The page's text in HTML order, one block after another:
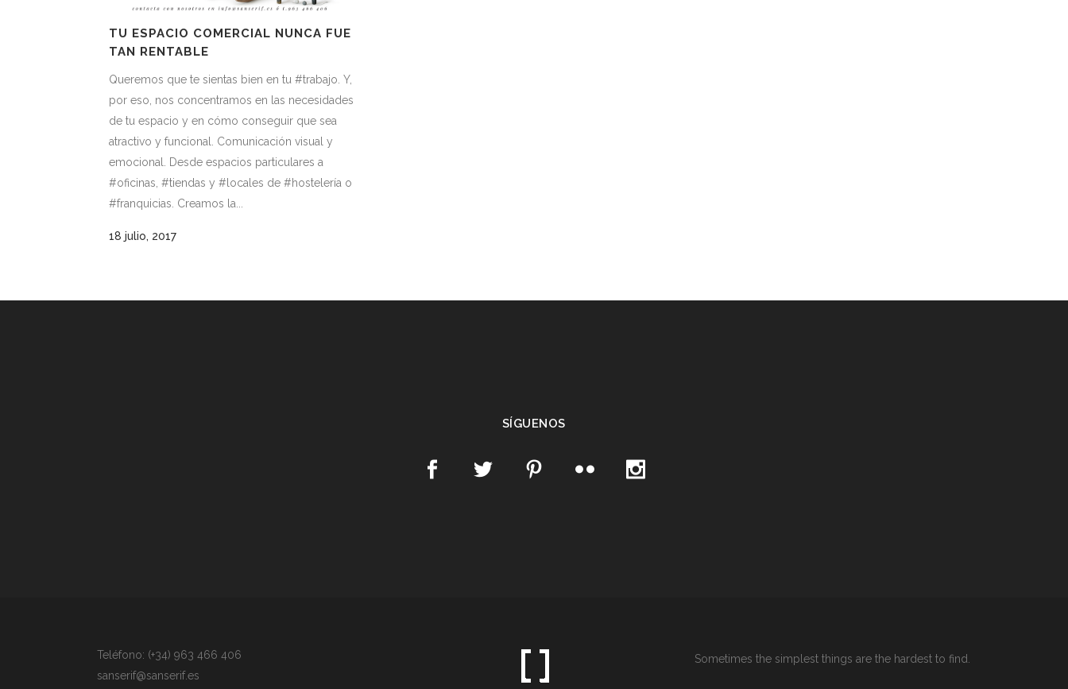
TU ESPACIO COMERCIAL NUNCA FUE
TAN RENTABLE
Queremos que te sientas bien en tu #trabajo. Y,
por eso, nos concentramos en las necesidades
de tu espacio y en cómo conseguir que sea
atractivo y funcional. Comunicación visual y
emocional. Desde espacios particulares a
#oficinas, #tiendas y #locales de #hostelería o
#franquicias. Creamos la...
18 julio, 2017
SÍGUENOS
Teléfono: (+34) 963 466 406
sanserif@sanserif.es
Sometimes the simplest things are the hardest to find.